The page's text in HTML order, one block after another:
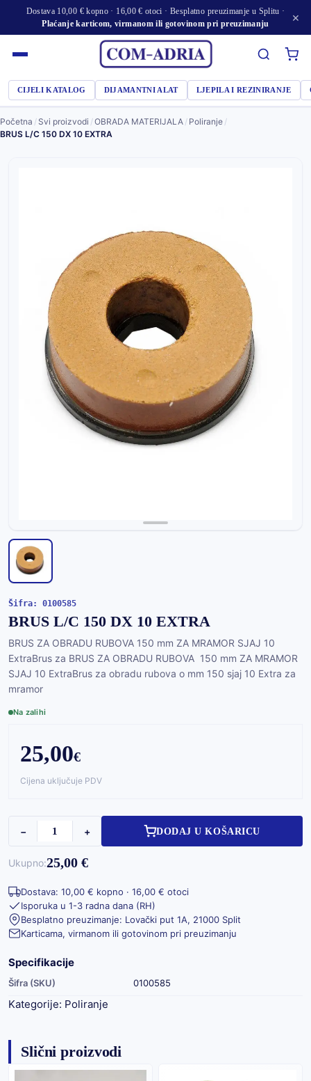
Dostava 10,00 € kopno · 16,00 € otoci · Besplatno preuzimanje u Splitu ·
Plaćanje karticom, virmanom ili gotovinom pri preuzimanju
×
CIJELI KATALOG DIJAMANTNI ALAT LJEPILA I REZINIRANJE
Početna / Svi proizvodi /OBRADA MATERIJALA / Poliranje /
BRUS L/C 150 DX 10 EXTRA
Šifra: 0100585
BRUS L/C 150 DX 10 EXTRA
BRUS ZA OBRADU RUBOVA 150 mm ZA MRAMOR SJAJ 10
ExtraBrus za BRUS ZA OBRADU RUBOVA 150 mm ZA MRAMOR
SJAJ 10 ExtraBrus za obradu rubova o mm 150 sjaj 10 Extra za
mramor
Na zalihi
25,00€
Cijena uključuje PDV
− + DODAJ U KOŠARICU
Ukupno:25,00 €
Dostava: 10,00 € kopno · 16,00 € otoci
Isporuka u 1-3 radna dana (RH)
Besplatno preuzimanje: Lovački put 1A, 21000 Split
Karticama, virmanom ili gotovinom pri preuzimanju
Specifikacije
Šifra (SKU) 0100585
Kategorije: Poliranje
Slični proizvodi